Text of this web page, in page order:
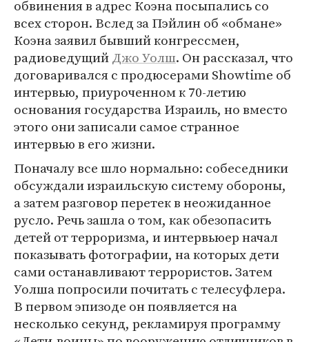
обвинения в адрес Коэна посыпались со
всех сторон. Вслед за Пэйлин об «обмане»
Коэна заявил бывший конгрессмен,
радиоведущийДжо Уолш. Он рассказал, что
договаривался с продюсерами Showtime об
интервью, приуроченном к 70-летию
основания государства Израиль, но вместо
этого они записали самое странное
интервью в его жизни.
Поначалу все шло нормально: собеседники
обсуждали израильскую систему обороны,
а затем разговор перетек в неожиданное
русло. Речь зашла о том, как обезопасить
детей от терроризма, и интервьюер начал
показывать фотографии, на которых дети
сами останавливают террористов. Затем
Уолша попросили почитать с телесуфлера.
В первом эпизоде он появляется на
несколько секунд, рекламируя программу